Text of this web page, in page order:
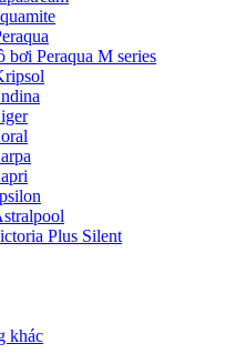
bơi Peraqua M series
Plus Silent
khác